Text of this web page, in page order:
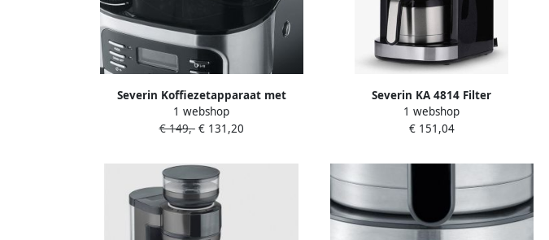
Severin Koffiezetapparaat met
bonenmaler KA 4810 1 l Maalgraad en
koffiehoeveelheid individueel
1 webshop
€ 149,-€ 131,20
Severin KA 4814 Filter
Koffiezetapparaat met bonenmaler
Hoogwaardige thermoskan Extra stille
1 webshop
€ 151,04